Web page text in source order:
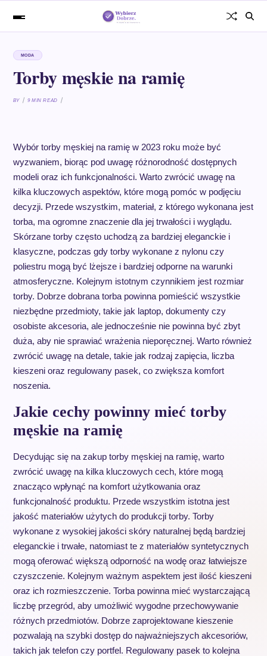
MODA
Torby męskie na ramię
BY 9 MIN READ
Wybór torby męskiej na ramię w 2023 roku może być
wyzwaniem, biorąc pod uwagę różnorodność dostępnych
modeli oraz ich funkcjonalności. Warto zwrócić uwagę na
kilka kluczowych aspektów, które mogą pomóc w podjęciu
decyzji. Przede wszystkim, materiał, z którego wykonana jest
torba, ma ogromne znaczenie dla jej trwałości i wyglądu.
Skórzane torby często uchodzą za bardziej eleganckie i
klasyczne, podczas gdy torby wykonane z nylonu czy
poliestru mogą być lżejsze i bardziej odporne na warunki
atmosferyczne. Kolejnym istotnym czynnikiem jest rozmiar
torby. Dobrze dobrana torba powinna pomieścić wszystkie
niezbędne przedmioty, takie jak laptop, dokumenty czy
osobiste akcesoria, ale jednocześnie nie powinna być zbyt
duża, aby nie sprawiać wrażenia nieporęcznej. Warto również
zwrócić uwagę na detale, takie jak rodzaj zapięcia, liczba
kieszeni oraz regulowany pasek, co zwiększa komfort
noszenia.
Jakie cechy powinny mieć torby
męskie na ramię
Decydując się na zakup torby męskiej na ramię, warto
zwrócić uwagę na kilka kluczowych cech, które mogą
znacząco wpłynąć na komfort użytkowania oraz
funkcjonalność produktu. Przede wszystkim istotna jest
jakość materiałów użytych do produkcji torby. Torby
wykonane z wysokiej jakości skóry naturalnej będą bardziej
eleganckie i trwałe, natomiast te z materiałów syntetycznych
mogą oferować większą odporność na wodę oraz łatwiejsze
czyszczenie. Kolejnym ważnym aspektem jest ilość kieszeni
oraz ich rozmieszczenie. Torba powinna mieć wystarczającą
liczbę przegród, aby umożliwić wygodne przechowywanie
różnych przedmiotów. Dobrze zaprojektowane kieszenie
pozwalają na szybki dostęp do najważniejszych akcesoriów,
takich jak telefon czy portfel. Regulowany pasek to kolejna